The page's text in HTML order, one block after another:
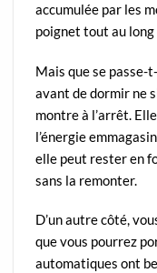
accumulée par les
poignet tout au long
Mais que se
avant de dormir ne
montre à l’arrêt.
l’énergie
elle peut rester en
sans la remonter.
D’un autre côté,
que vous pourrez
automatiques ont